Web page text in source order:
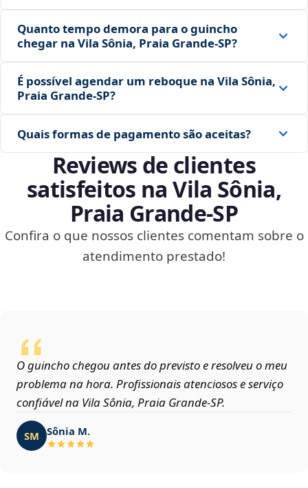
Quanto tempo demora para o guincho
chegar na Vila Sônia, Praia Grande‑SP?
É possível agendar um reboque na Vila Sônia,
Praia Grande‑SP?
Quais formas de pagamento são aceitas?
Reviews de clientes
satisfeitos na Vila Sônia,
Praia Grande‑SP
Confira o que nossos clientes comentam sobre o
atendimento prestado!
O guincho chegou antes do previsto e resolveu o meu
problema na hora. Profissionais atenciosos e serviço
confiável na Vila Sônia, Praia Grande‑SP.
SM Sônia M.